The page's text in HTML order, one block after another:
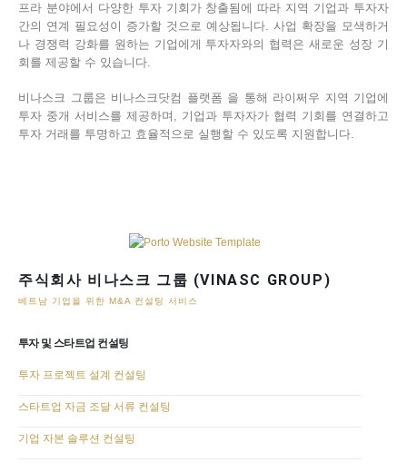
프라 분야에서 다양한 투자 기회가 창출됨에 따라 지역 기업과 투자자
간의 연계 필요성이 증가할 것으로 예상됩니다. 사업 확장을 모색하거
나 경쟁력 강화를 원하는 기업에게 투자자와의 협력은 새로운 성장 기
회를 제공할 수 있습니다.
비나스크 그룹은 비나스크닷컴 플랫폼 을 통해 라이쩌우 지역 기업에
투자 중개 서비스를 제공하며, 기업과 투자자가 협력 기회를 연결하고
투자 거래를 투명하고 효율적으로 실행할 수 있도록 지원합니다.
주식회사 비나스크 그룹 (VINASC GROUP)
베트남 기업을 위한 M&A 컨설팅 서비스
투자 및 스타트업 컨설팅
투자 프로젝트 설계 컨설팅
스타트업 자금 조달 서류 컨설팅
기업 자본 솔루션 컨설팅